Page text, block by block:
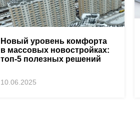
Новый уровень комфорта
в массовых новостройках:
топ-5 полезных решений
10.06.2025